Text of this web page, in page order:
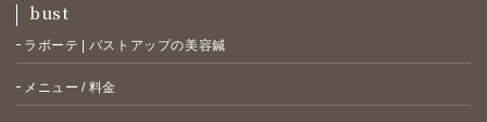
bust
ラボーテ | バストアップの美容鍼
メニュー / 料金